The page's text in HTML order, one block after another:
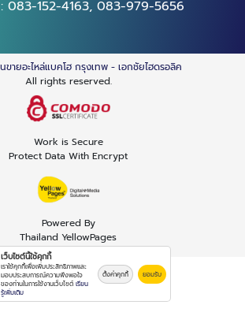
083-152-4163, 083-979-5656
ขายอะไหล่แบคโฮ กรุงเทพ - เอกชัยไฮดรอลิค
All rights reserved.
Work is Secure
Protect Data With Encrypt
Powered By
Thailand YellowPages
เว็บไซต์นี้ใช้คุกกี้
เราใช้คุกกี้เพื่อเพิ่มประสิทธิภาพและ
มอบประสบการณ์ความพึงพอใจ
ของท่านในการใช้งานเว็บไซต์ เรียน
รู้เพิ่มเติม
ตั้งค่าคุกกี้ ยอมรับ